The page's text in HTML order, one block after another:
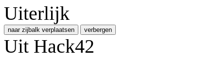
Uiterlijk
naar zijbalk verplaatsen verbergen
Uit Hack42